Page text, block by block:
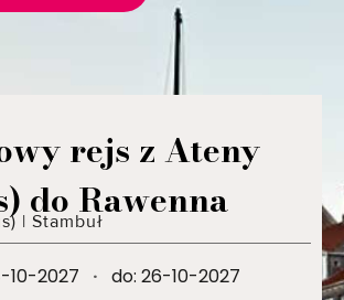
rejs z Ateny
do Rawenna
| Stambuł
10-2027 · do: 26-10-2027